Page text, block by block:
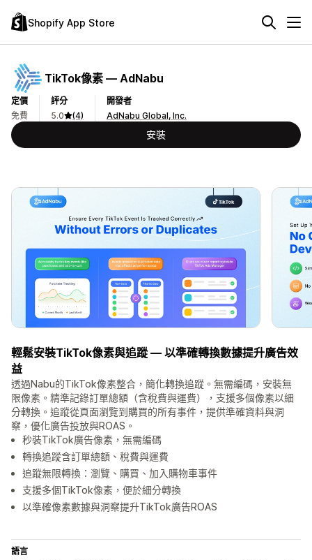
Shopify App Store
TikTok像素 — AdNabu
定價
免費
評分
5.0
(4)
開發者
AdNabu Global, Inc.
安裝
輕鬆安裝TikTok像素與追蹤 — 以準確轉換數據提升廣告效
益
透過Nabu的TikTok像素整合，簡化轉換追蹤。無需編碼，安裝無
限像素。精準記錄訂單總額（含稅費與運費），支援多個像素以細
分轉換。追蹤從頁面瀏覽到購買的所有事件，提供準確資料與洞
察，優化廣告投放與ROAS。
秒裝TikTok廣告像素，無需編碼
轉換追蹤含訂單總額、稅費與運費
追蹤無限轉換：瀏覽、購買、加入購物車事件
支援多個TikTok像素，便於細分轉換
以準確像素數據與洞察提升TikTok廣告ROAS
語言